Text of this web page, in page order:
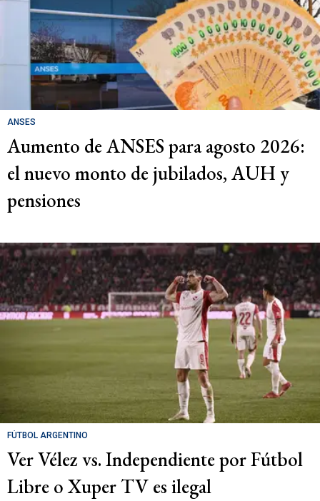
ANSES
Aumento de ANSES para agosto 2026:
el nuevo monto de jubilados, AUH y
pensiones
FÚTBOL ARGENTINO
Ver Vélez vs. Independiente por Fútbol
Libre o Xuper TV es ilegal